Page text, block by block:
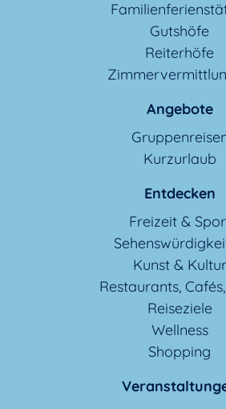
Gutshöfe
Reiterhöfe
Angebote
Kurzurlaub
Entdecken
Freizeit &
Kunst & Kultur
Restaurants,
Reiseziele
Wellness
Shopping